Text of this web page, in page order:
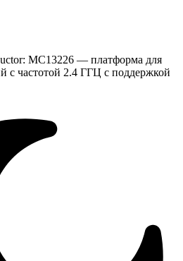
MC13226 — платформа для
с частотой 2.4 ГГЦ с поддержкой